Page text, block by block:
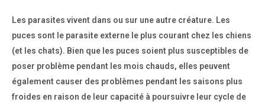
Les parasites vivent dans ou sur une autre créature. Les
puces sont le parasite externe le plus courant chez les chiens
(et les chats). Bien que les puces soient plus susceptibles de
poser problème pendant les mois chauds, elles peuvent
également causer des problèmes pendant les saisons plus
froides en raison de leur capacité à poursuivre leur cycle de